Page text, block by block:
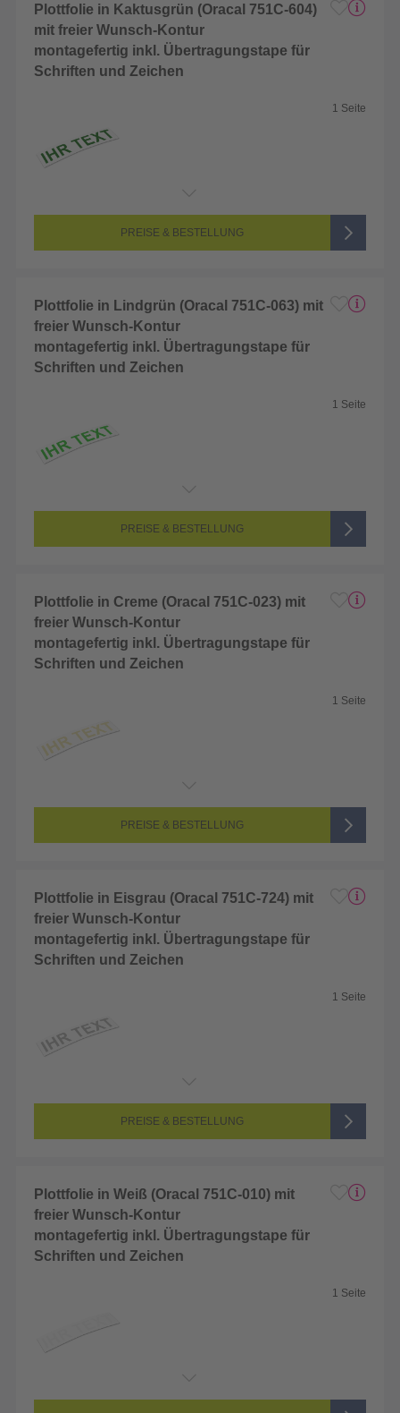
Plottfolie in Kaktusgrün (Oracal 751C-604)
mit freier Wunsch-Kontur
montagefertig inkl. Übertragungstape für
Schriften und Zeichen
1 Seite
Seitenanzahl: 1-seitig (Unbedruckt)
UnbedrucktPREISE & BESTELLUNG
Plottfolie in Lindgrün (Oracal 751C-063) mit
freier Wunsch-Kontur
montagefertig inkl. Übertragungstape für
Schriften und Zeichen
1 Seite
Seitenanzahl: 1-seitig (Unbedruckt)
UnbedrucktPREISE & BESTELLUNG
Plottfolie in Creme (Oracal 751C-023) mit
freier Wunsch-Kontur
montagefertig inkl. Übertragungstape für
Schriften und Zeichen
1 Seite
Seitenanzahl: 1-seitig (Unbedruckt)
UnbedrucktPREISE & BESTELLUNG
Plottfolie in Eisgrau (Oracal 751C-724) mit
freier Wunsch-Kontur
montagefertig inkl. Übertragungstape für
Schriften und Zeichen
1 Seite
Seitenanzahl: 1-seitig (Unbedruckt)
UnbedrucktPREISE & BESTELLUNG
Plottfolie in Weiß (Oracal 751C-010) mit
freier Wunsch-Kontur
montagefertig inkl. Übertragungstape für
Schriften und Zeichen
1 Seite
Seitenanzahl: 1-seitig (Unbedruckt)